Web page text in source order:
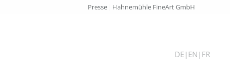
Presse| Hahnemühle FineArt GmbH
DE| EN | FR